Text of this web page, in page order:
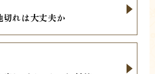
れは大丈夫か